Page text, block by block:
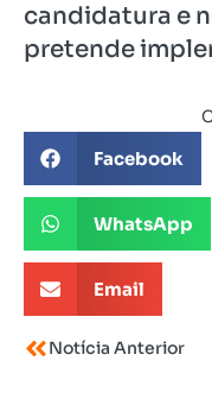
candidatura e
pretende
Facebook
WhatsApp
Email
Notícia Anterior